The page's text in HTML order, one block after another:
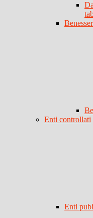
Enti controllati
Enti